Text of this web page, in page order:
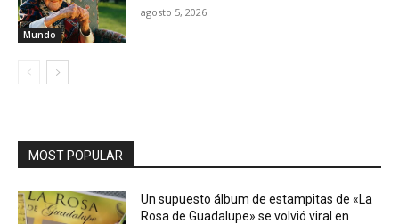
Mundo
agosto 5, 2026
MOST POPULAR
Un supuesto álbum de estampitas de «La
Rosa de Guadalupe» se volvió viral en